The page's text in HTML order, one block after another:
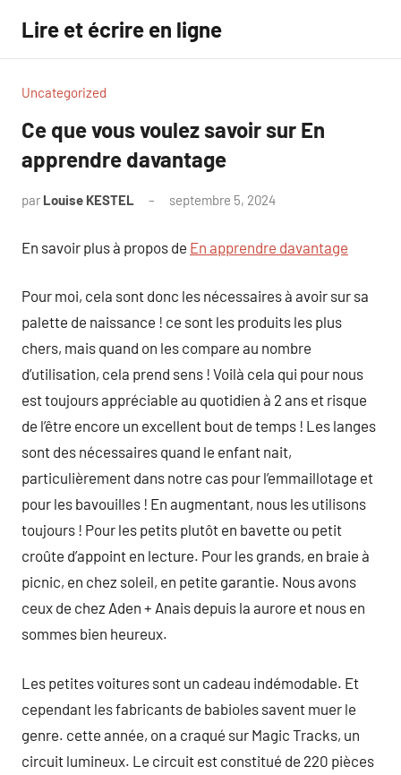
contenu
Lire et écrire en ligne
Uncategorized
Ce que vous voulez savoir sur En
apprendre davantage
par Louise KESTEL septembre 5, 2024
En savoir plus à propos de En apprendre davantage
Pour moi, cela sont donc les nécessaires à avoir sur sa
palette de naissance ! ce sont les produits les plus
chers, mais quand on les compare au nombre
d’utilisation, cela prend sens ! Voilà cela qui pour nous
est toujours appréciable au quotidien à 2 ans et risque
de l’être encore un excellent bout de temps ! Les langes
sont des nécessaires quand le enfant nait,
particulièrement dans notre cas pour l’emmaillotage et
pour les bavouilles ! En augmentant, nous les utilisons
toujours ! Pour les petits plutôt en bavette ou petit
croûte d’appoint en lecture. Pour les grands, en braie à
picnic, en chez soleil, en petite garantie. Nous avons
ceux de chez Aden + Anais depuis la aurore et nous en
sommes bien heureux.
Les petites voitures sont un cadeau indémodable. Et
cependant les fabricants de babioles savent muer le
genre. cette année, on a craqué sur Magic Tracks, un
circuit lumineux. Le circuit est constitué de 220 pièces